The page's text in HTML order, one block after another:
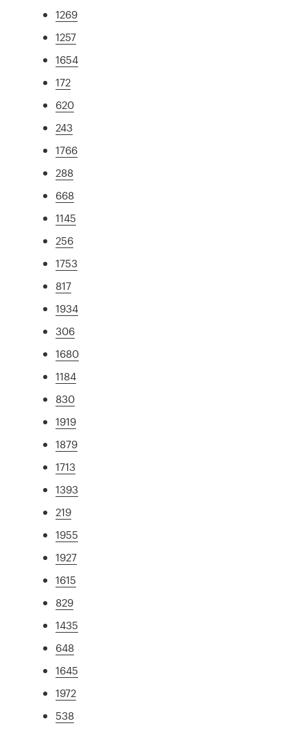
1269
1257
1654
172
620
243
1766
288
668
1145
256
1753
817
1934
306
1680
1184
830
1919
1879
1713
1393
219
1955
1927
1615
829
1435
648
1645
1972
538